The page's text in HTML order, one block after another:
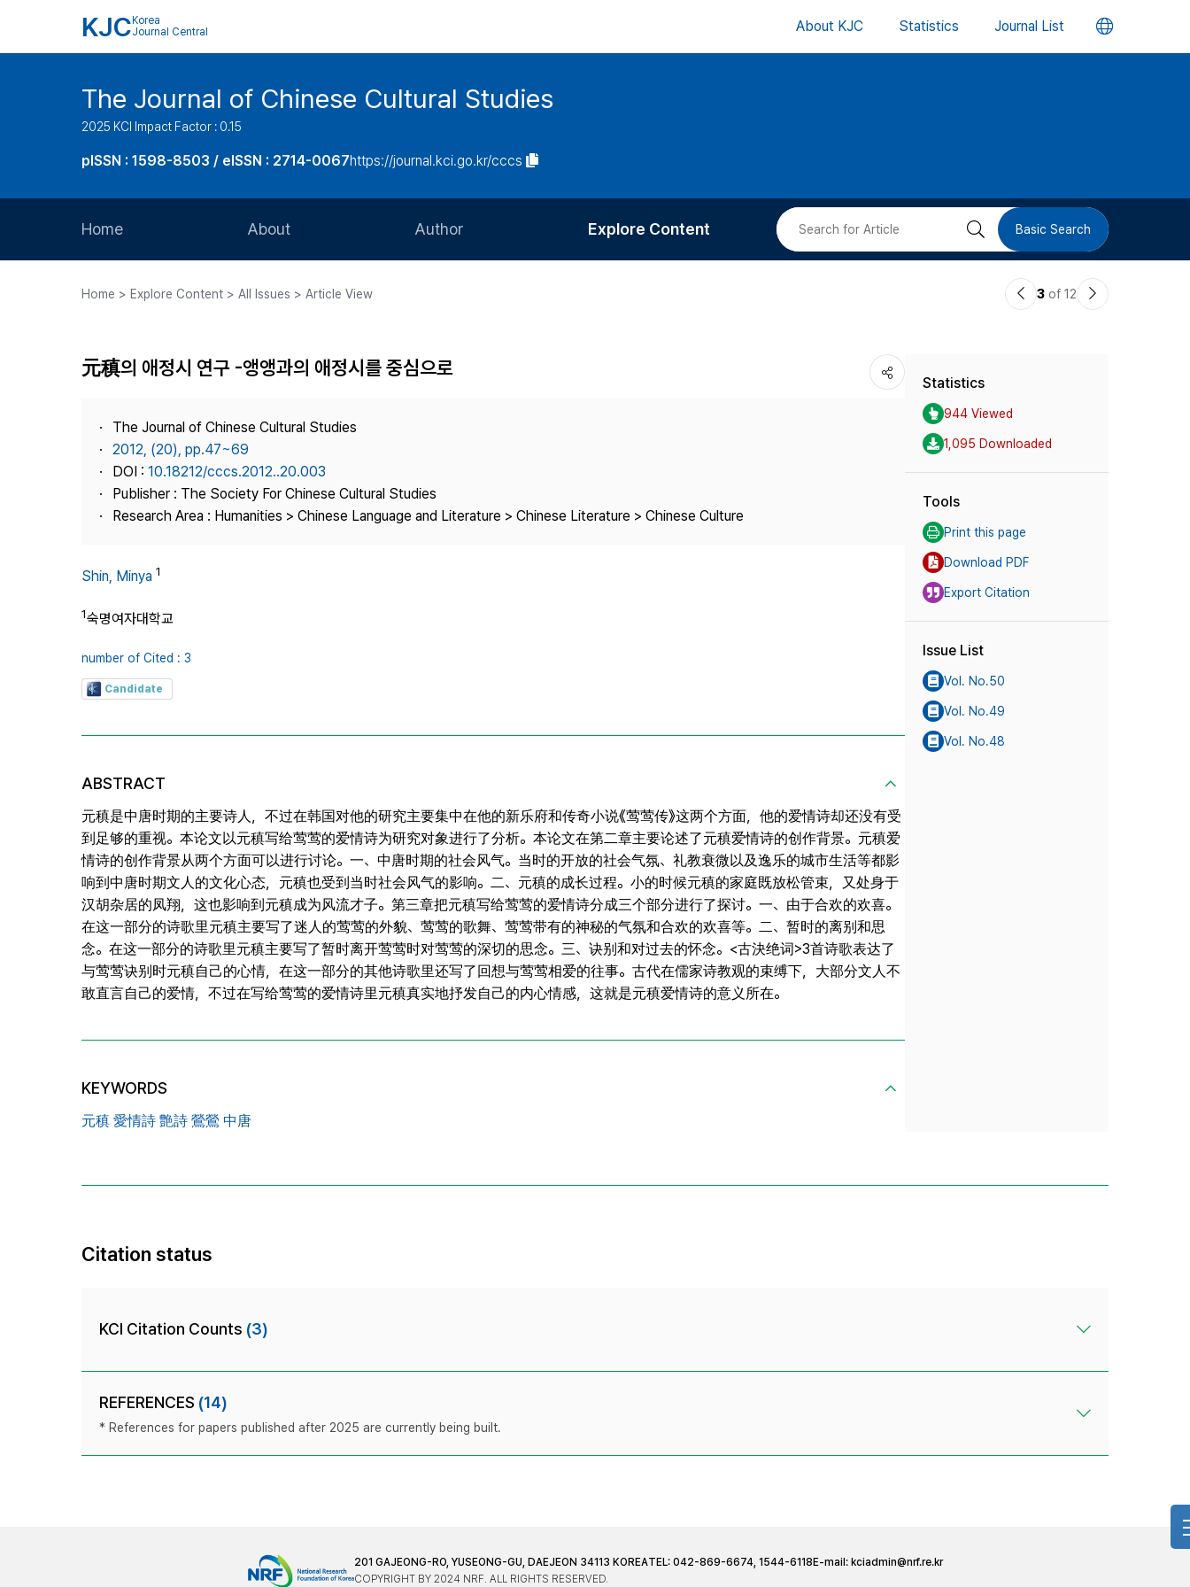
KJC Korea
Journal Central
About KJC Statistics Journal List 언
버
The Journal of Chinese Cultural Studies
2025 KCI Impact Factor : 0.15
pISSN : 1598-8503 / eISSN : 2714-0067https://journal.kci.go.kr/cccs
Home About
Journal Staff
Journal Information
Publisher
Contact Us
Author
Article Processing Charge
Explore Content 검 Basic Search
Home > Explore Content > All Issues > Article View
이3 of 12
다
元稹의 애정시 연구 -앵앵과의 애정시를 중심으로
The Journal of Chinese Cultural Studies
2012, (20), pp.47~69
DOI : 10.18212/cccs.2012..20.003
Publisher : The Society For Chinese Cultural Studies
Research Area : Humanities > Chinese Language and Literature > Chinese Literature > Chinese Culture
Shin, Minya 1
1숙명여자대학교
number of Cited : 3
Candidate
ABSTRACT
元稹是中唐时期的主要诗人，不过在韩国对他的研究主要集中在他的新乐府和传奇小说《莺莺传》这两个方面，他的爱情诗却还没有受
到足够的重视。本论文以元稹写给莺莺的爱情诗为研究对象进行了分析。本论文在第二章主要论述了元稹爱情诗的创作背景。元稹爱
情诗的创作背景从两个方面可以进行讨论。一、中唐时期的社会风气。当时的开放的社会气氛、礼教衰微以及逸乐的城市生活等都影
响到中唐时期文人的文化心态，元稹也受到当时社会风气的影响。二、元稹的成长过程。小的时候元稹的家庭既放松管束，又处身于
汉胡杂居的凤翔，这也影响到元稹成为风流才子。第三章把元稹写给莺莺的爱情诗分成三个部分进行了探讨。一、由于合欢的欢喜。
在这一部分的诗歌里元稹主要写了迷人的莺莺的外貌、莺莺的歌舞、莺莺带有的神秘的气氛和合欢的欢喜等。二、暂时的离别和思
念。在这一部分的诗歌里元稹主要写了暂时离开莺莺时对莺莺的深切的思念。三、诀别和对过去的怀念。<古決绝词>3首诗歌表达了
与莺莺诀别时元稹自己的心情，在这一部分的其他诗歌里还写了回想与莺莺相爱的往事。古代在儒家诗教观的束缚下，大部分文人不
敢直言自己的爱情，不过在写给莺莺的爱情诗里元稹真实地抒发自己的内心情感，这就是元稹爱情诗的意义所在。
KEYWORDS
元稹 愛情詩 艶詩 鶯鶯 中唐
Statistics
944 Viewed
1,095 Downloaded
Tools
Print this page
Download PDF
Export Citation
Issue List
Vol. No.50
Vol. No.49
Vol. No.48
Citation status
KCI Citation Counts (3)
REFERENCES (14)
* References for papers published after 2025 are currently being built.
201 GAJEONG-RO, YUSEONG-GU, DAEJEON 34113 KOREATEL: 042-869-6674, 1544-6118 E-mail: kciadmin@nrf.re.kr
COPYRIGHT BY 2024 NRF. ALL RIGHTS RESERVED.